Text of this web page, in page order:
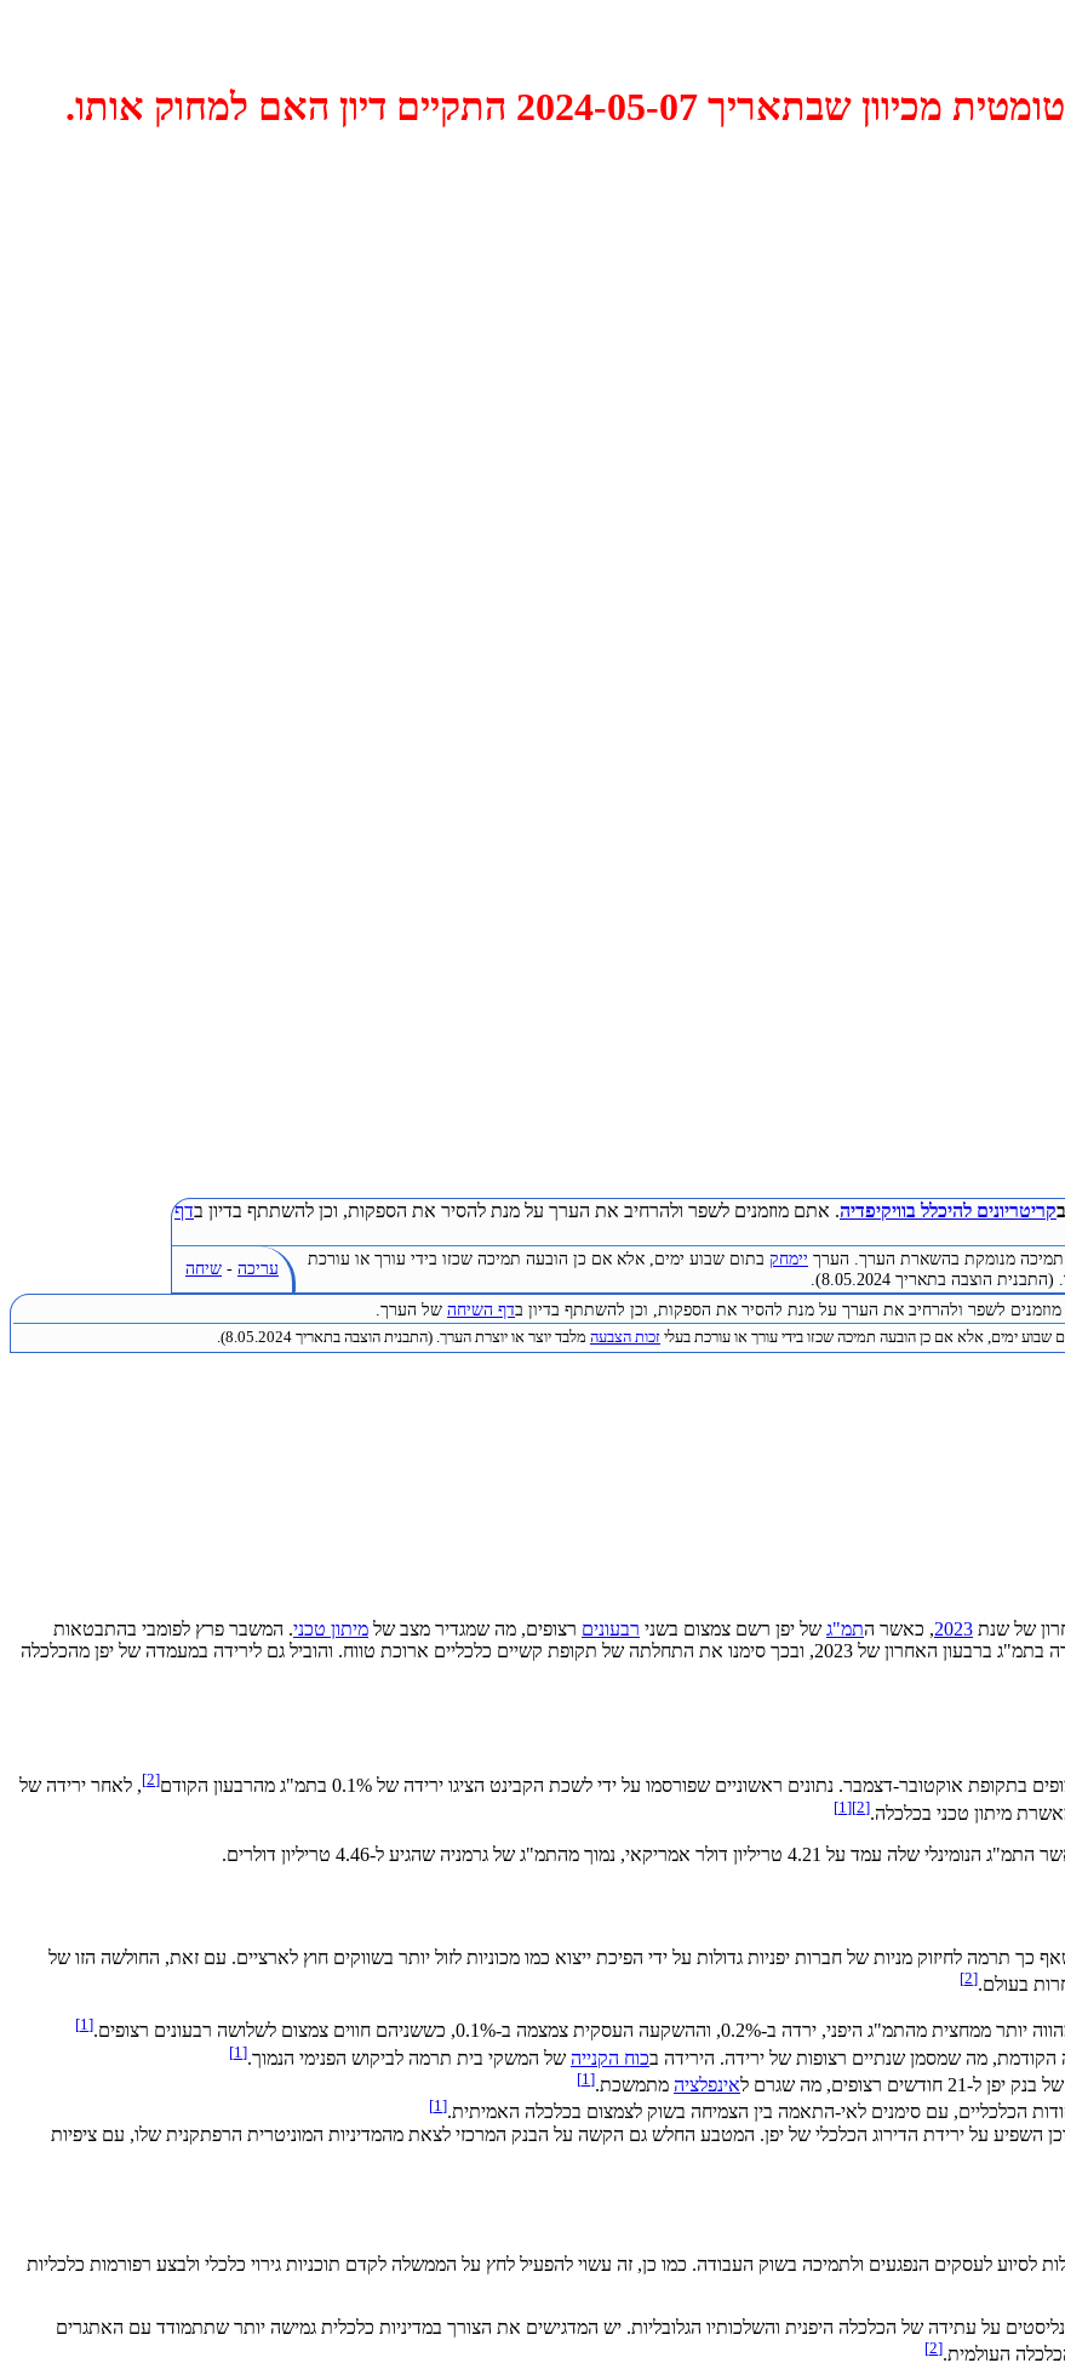
05-07 התקיים דיון האם למחוק אותו.
קריטריונים להיכלל בוויקיפדיה. אתם מוזמנים לשפר ולהרחיב את הערך על מנת להסיר את הספקות, וכן להשתתף בדיון בדף
תמיכה מנומקת בהשארת הערך. הערך יימחק בתום שבוע ימים, אלא אם כן הובעה תמיכה שכזו בידי עורך או עורכת
הוצבה בתאריך 8.05.2024).
עריכה - שיחה
לשפר ולהרחיב את הערך על מנת להסיר את הספקות, וכן להשתתף בדיון בדף השיחה של הערך.
שבוע ימים, אלא אם כן הובעה תמיכה שכזו בידי עורך או עורכת בעלי זכות הצבעה מלבד יוצר או יוצרת הערך. (התבנית הוצבה בתאריך 8.05.2024).
של שנת 2023, כאשר התמ"ג של יפן רשם צמצום בשני רבעונים רצופים, מה שמגדיר מצב של מיתון טכני. המשבר פרץ לפומבי בהתבטאות
, שחשפו ירידה בתמ"ג ברבעון האחרון של 2023, ובכך סימנו את התחלתה של תקופת קשיים כלכליים ארוכת טווח. והוביל גם לירידה במעמדה של יפן מהכלכלה
אוקטובר-דצמבר. נתונים ראשוניים שפורסמו על ידי לשכת הקבינט הציגו ירידה של 0.1% בתמ"ג מהרבעון הקודם [2]
, לאחר ירידה של
[2]
[1]
נמוך מהתמ"ג של גרמניה שהגיע ל-4.46 טריליון דולרים.
תרמה לחיזוק מניות של חברות יפניות גדולות על ידי הפיכת ייצוא כמו מכוניות לזול יותר בשווקים חוץ לארציים. עם זאת, החולשה הזו של
בעולם.[2]
צמצמה ב-0.1%, כששניהם חווים צמצום לשלושה רבעונים רצופים. [1]
כוח הקנייה של המשקי בית תרמה לביקוש הפנימי הנמוך.[1]
אינפלציה מתמשכת.[1]
הכלכליים, עם סימנים לאי-התאמה בין הצמיחה בשוק לצמצום בכלכלה האמיתית.[1]
השפיע על ירידת הדירוג הכלכלי של יפן. המטבע החלש גם הקשה על הבנק המרכזי לצאת מהמדיניות המוניטרית הרפתקנית שלו, עם ציפיות
לסיוע לעסקים הנפגעים ולתמיכה בשוק העבודה. כמו כן, זה עשוי להפעיל לחץ על הממשלה לקדם תוכניות גירוי כלכלי ולבצע רפורמות כלכליות
על עתידה של הכלכלה היפנית והשלכותיו הגלובליות. יש המדגישים את הצורך במדיניות כלכלית גמישה יותר שתתמודד עם האתגרים
העולמית.[2]